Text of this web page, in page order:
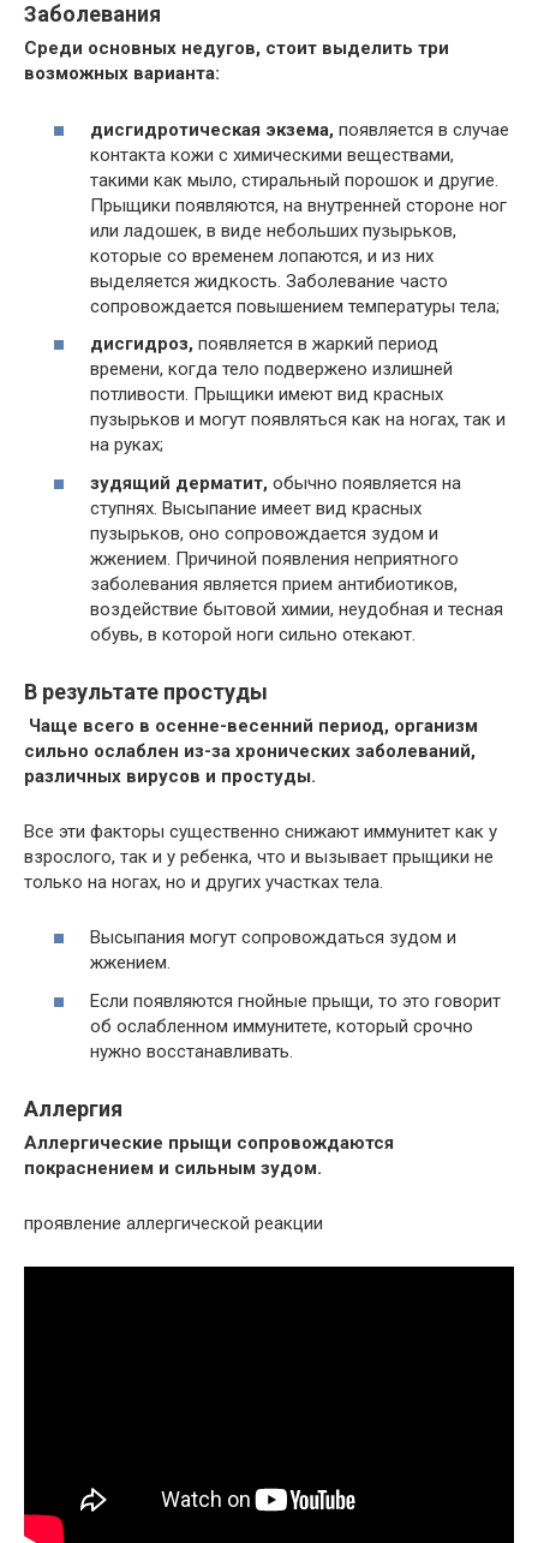
Заболевания
Среди основных недугов, стоит выделить три
возможных варианта:
дисгидротическая экзема, появляется в случае
контакта кожи с химическими веществами,
такими как мыло, стиральный порошок и другие.
Прыщики появляются, на внутренней стороне ног
или ладошек, в виде небольших пузырьков,
которые со временем лопаются, и из них
выделяется жидкость. Заболевание часто
сопровождается повышением температуры тела;
дисгидроз, появляется в жаркий период
времени, когда тело подвержено излишней
потливости. Прыщики имеют вид красных
пузырьков и могут появляться как на ногах, так и
на руках;
зудящий дерматит, обычно появляется на
ступнях. Высыпание имеет вид красных
пузырьков, оно сопровождается зудом и
жжением. Причиной появления неприятного
заболевания является прием антибиотиков,
воздействие бытовой химии, неудобная и тесная
обувь, в которой ноги сильно отекают.
В результате простуды
Чаще всего в осенне-весенний период, организм
сильно ослаблен из-за хронических заболеваний,
различных вирусов и простуды.
Все эти факторы существенно снижают иммунитет как у
взрослого, так и у ребенка, что и вызывает прыщики не
только на ногах, но и других участках тела.
Высыпания могут сопровождаться зудом и
жжением.
Если появляются гнойные прыщи, то это говорит
об ослабленном иммунитете, который срочно
нужно восстанавливать.
Аллергия
Аллергические прыщи сопровождаются
покраснением и сильным зудом.
проявление аллергической реакции